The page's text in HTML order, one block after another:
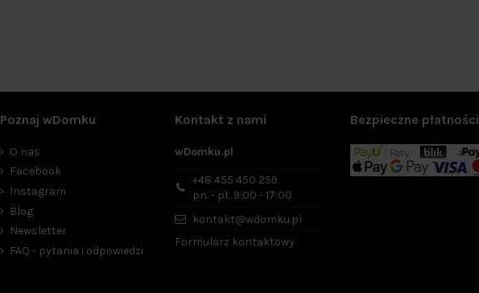
Poznaj wDomku
O nas
Facebook
Instagram
Blog
Newsletter
FAQ - pytania i odpowiedzi
Kontakt z nami
wDomku.pl
+48 455 450 259
pn. - pt. 9:00 - 17:00
kontakt@wdomku.pl
Formularz kontaktowy
Bezpieczne płatności